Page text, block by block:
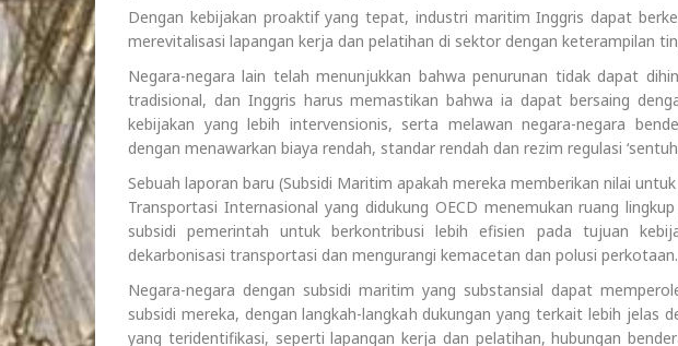
Dengan kebijakan proaktif yang tepat, industri maritim Inggris dapat
merevitalisasi lapangan kerja dan pelatihan di sektor dengan keterampilan
Negara-negara lain telah menunjukkan bahwa penurunan tidak dapat
tradisional, dan Inggris harus memastikan bahwa ia dapat bersaing
kebijakan yang lebih intervensionis, serta melawan negara-negara
dengan menawarkan biaya rendah, standar rendah dan rezim regulasi
Sebuah laporan baru (Subsidi Maritim apakah mereka memberikan nilai
Transportasi Internasional yang didukung OECD menemukan ruang
subsidi pemerintah untuk berkontribusi lebih efisien pada tujuan
dekarbonisasi transportasi dan mengurangi kemacetan dan polusi perkotaan.
Negara-negara dengan subsidi maritim yang substansial dapat
subsidi mereka, dengan langkah-langkah dukungan yang terkait lebih jelas
yang teridentifikasi, seperti lapangan kerja dan pelatihan, hubungan